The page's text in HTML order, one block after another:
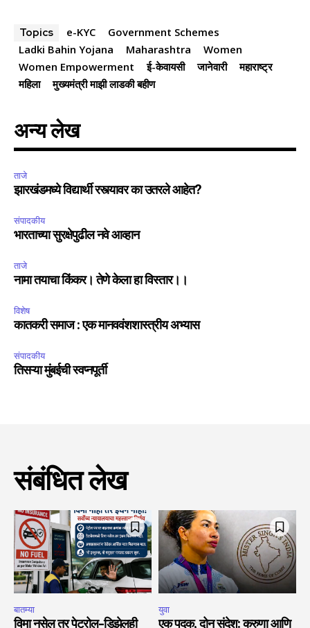
Topics e-KYC
Government Schemes
Ladki Bahin Yojana
Maharashtra
Women
Women Empowerment
ई-केवायसी जानेवारी
महाराष्ट्र
महिला
मुख्यमंत्री माझी लाडकी बहीण
अन्य लेख
ताजे
झारखंडमध्ये विद्यार्थी रस्त्यावर का उतरले आहेत?
संपादकीय
भारताच्या सुरक्षेपुढील नवे आव्हान
ताजे
नामा तयाचा किंकर। तेणे केला हा विस्तार।।
विशेष
कातकरी समाज : एक मानववंशशास्त्रीय अभ्यास
संपादकीय
तिसऱ्या मुंबईची स्वप्नपूर्ती
संबंधित लेख
बातम्या
विमा नसेल तर पेट्रोल-डिझेलही
युवा
एक पदक, दोन संदेश: करुणा आणि